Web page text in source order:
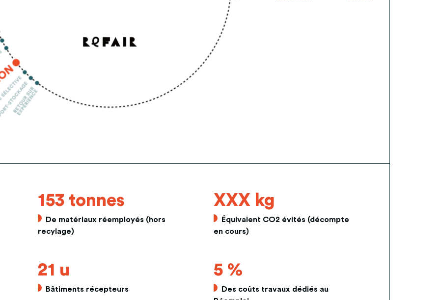
153 tonnes
De matériaux réemployés (hors
recylage)
XXX kg
Équivalent CO2 évités (décompte
en cours)
21 u
Bâtiments récepteurs
5 %
Des coûts travaux dédiés au